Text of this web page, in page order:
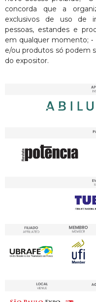
concorda que a
exclusivos de uso de
pessoas, estandes e
em qualquer momento;
e/ou produtos só podem
do expositor.